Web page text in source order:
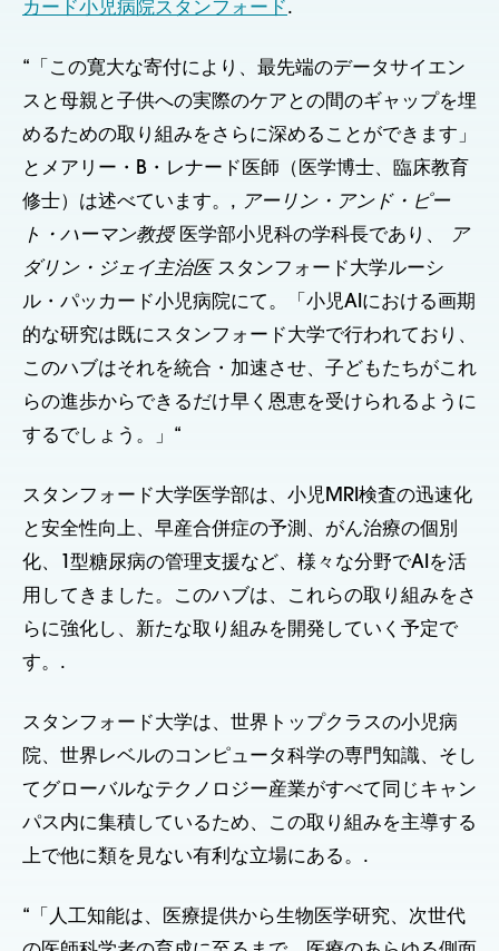
カード小児病院スタンフォード.
“「この寛大な寄付により、最先端のデータサイエン
スと母親と子供への実際のケアとの間のギャップを埋
めるための取り組みをさらに深めることができます」
とメアリー・B・レナード医師（医学博士、臨床教育
修士）は述べています。, アーリン・アンド・ピー
ト・ハーマン教授医学部小児科の学科長であり、
ア
ダリン・ジェイ主治医スタンフォード大学ルーシ
ル・パッカード小児病院にて。「小児AIにおける画期
的な研究は既にスタンフォード大学で行われており、
このハブはそれを統合・加速させ、子どもたちがこれ
らの進歩からできるだけ早く恩恵を受けられるように
するでしょう。」“
スタンフォード大学医学部は、小児MRI検査の迅速化
と安全性向上、早産合併症の予測、がん治療の個別
化、1型糖尿病の管理支援など、様々な分野でAIを活
用してきました。このハブは、これらの取り組みをさ
らに強化し、新たな取り組みを開発していく予定で
す。.
スタンフォード大学は、世界トップクラスの小児病
院、世界レベルのコンピュータ科学の専門知識、そし
てグローバルなテクノロジー産業がすべて同じキャン
パス内に集積しているため、この取り組みを主導する
上で他に類を見ない有利な立場にある。.
“「人工知能は、医療提供から生物医学研究、次世代